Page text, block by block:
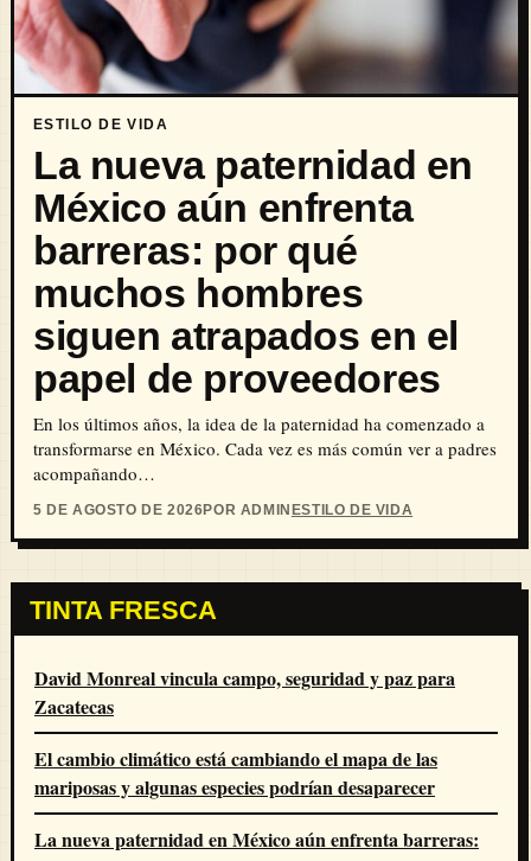
ESTILO DE VIDA
La nueva paternidad en
México aún enfrenta
barreras: por qué
muchos hombres
siguen atrapados en el
papel de proveedores
En los últimos años, la idea de la paternidad ha comenzado a
transformarse en México. Cada vez es más común ver a padres
acompañando…
5 DE AGOSTO DE 2026POR ADMIN ESTILO DE VIDA
TINTA FRESCA
David Monreal vincula campo, seguridad y paz para
Zacatecas
El cambio climático está cambiando el mapa de las
mariposas y algunas especies podrían desaparecer
La nueva paternidad en México aún enfrenta barreras: